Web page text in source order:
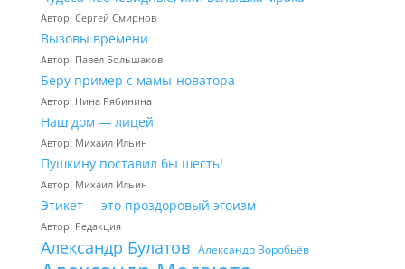
Автор: Сергей Смирнов
Вызовы времени
Автор: Павел Большаков
Беру пример с мамы-новатора
Автор: Нина Рябинина
Наш дом — лицей
Автор: Михаил Ильин
Пушкину поставил бы шесть!
Автор: Михаил Ильин
Этикет — это проздоровый эгоизм
Автор: Редакция
Александр Булатов Александр Воробьёв